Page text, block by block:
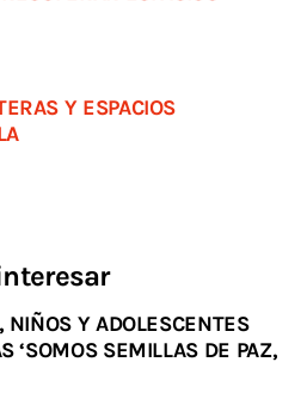
Y ESPACIOS
Y ADOLESCENTES
‘SOMOS SEMILLAS DE PAZ,